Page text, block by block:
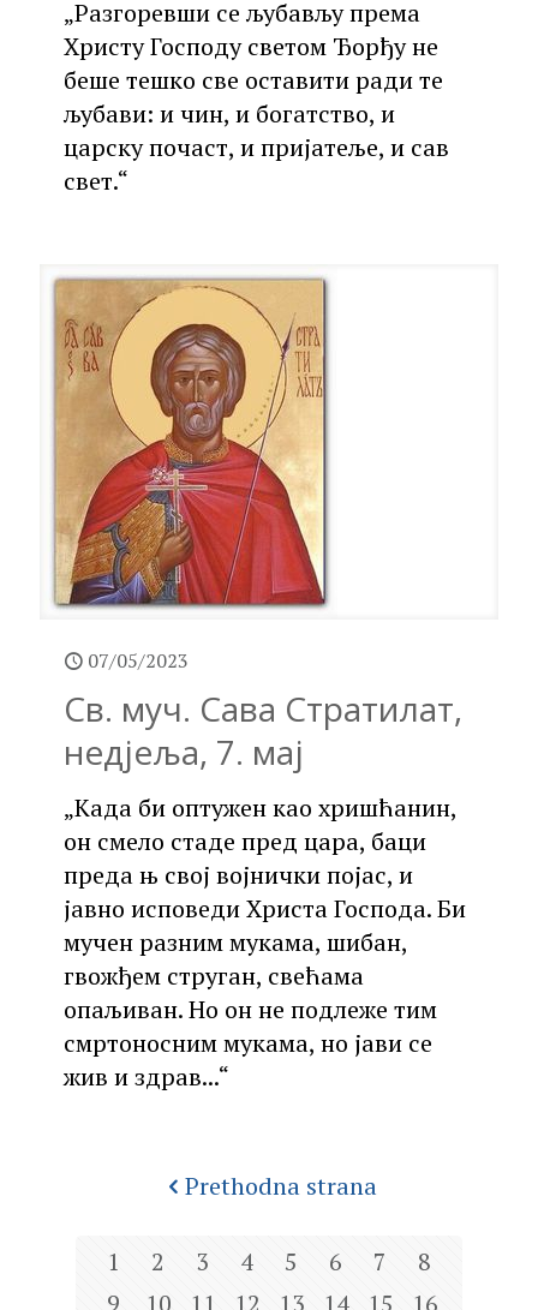
„Разгоревши се љубављу према
Христу Господу светом Ђорђу не
беше тешко све оставити ради те
љубави: и чин, и богатство, и
царску почаст, и пријатеље, и сав
свет.“
07/05/2023
Св. муч. Сава Стратилат,
недјеља, 7. мај
„Када би оптужен као хришћанин,
он смело стаде пред цара, баци
преда њ свој војнички појас, и
јавно исповеди Христа Господа. Би
мучен разним мукама, шибан,
гвожђем струган, свећама
опаљиван. Но он не подлеже тим
смртоносним мукама, но јави се
жив и здрав...“
Prethodna strana
1 2 3 4 5 6 7
8
9
10 11 12 13 14 15
16